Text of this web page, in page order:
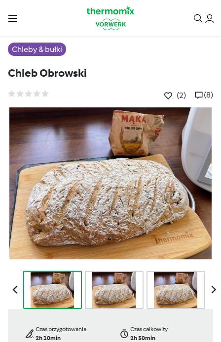
Chleby & bułki
Chleb Obrowski
(2) (8)
Czas przygotowania
2h 10min
Czas całkowity
2h 50min